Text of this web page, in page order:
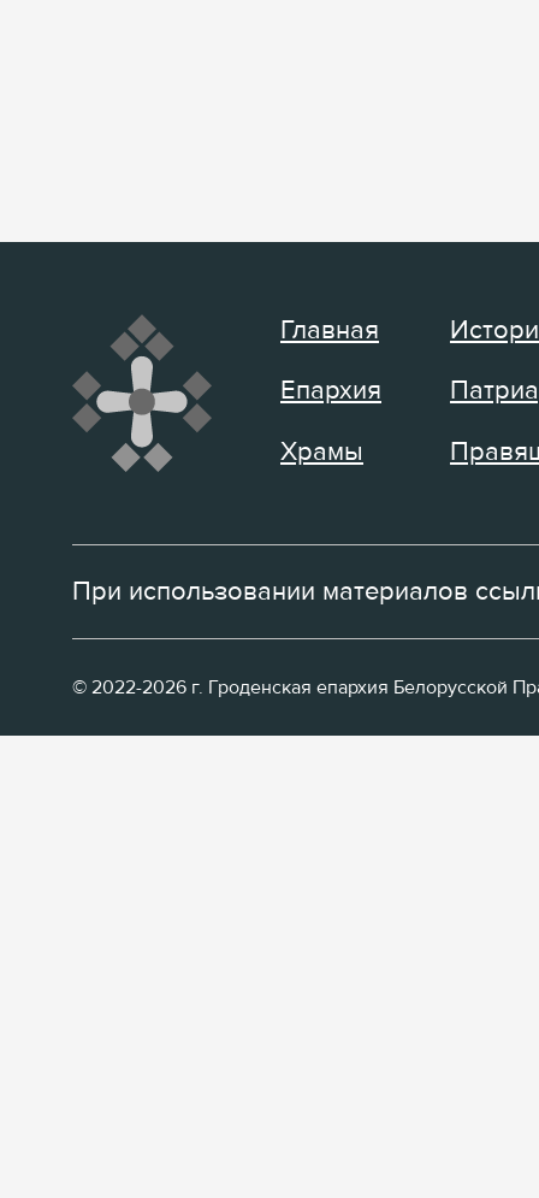
Главная
Епархия
Храмы
При использовании материалов
© 2022-2026 г. Гроденская епархия Белорусской